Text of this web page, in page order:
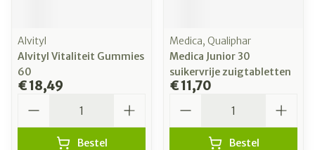
Alvityl
Alvityl Vitaliteit Gummies
60
€ 18,49
Bestel
Medica, Qualiphar
Medica Junior 30
suikervrije zuigtabletten
€ 11,70
Bestel